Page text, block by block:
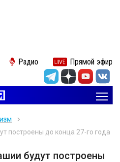
Радио Прямой эфир
построены до конца 27-го года
будут построены